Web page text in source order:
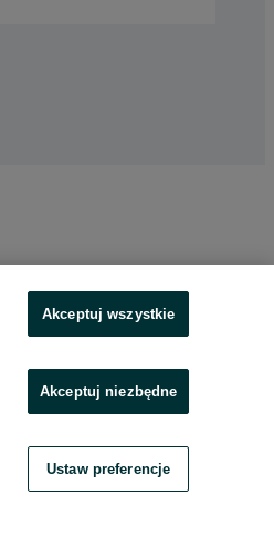
Akceptuj wszystkie
Akceptuj niezbędne
Ustaw preferencje